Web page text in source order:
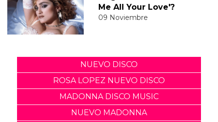
Me All Your Love'?
09 Noviembre
NUEVO DISCO
ROSA LOPEZ NUEVO DISCO
MADONNA DISCO MUSIC
NUEVO MADONNA